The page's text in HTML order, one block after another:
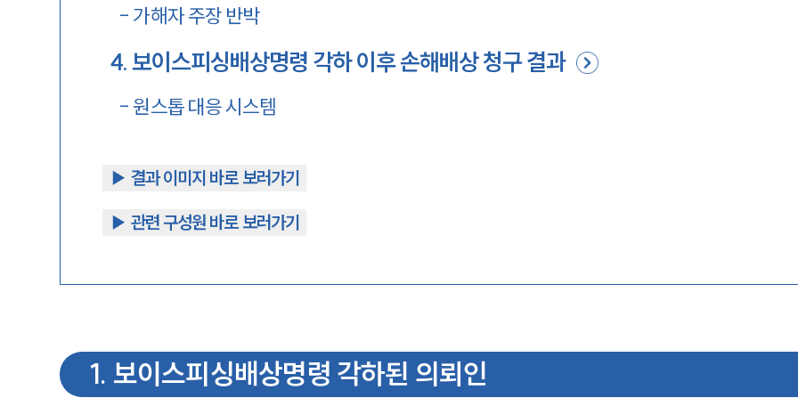
- 가해자 주장 반박
4.보이스피싱배상명령 각하 이후 손해배상 청구 결과
- 원스톱 대응 시스템
▶︎ 결과 이미지 바로 보러가기
▶︎ 관련 구성원 바로 보러가기
1. 보이스피싱배상명령 각하된 의뢰인